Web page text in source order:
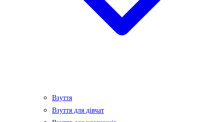
Взуття
Взуття для дівчат